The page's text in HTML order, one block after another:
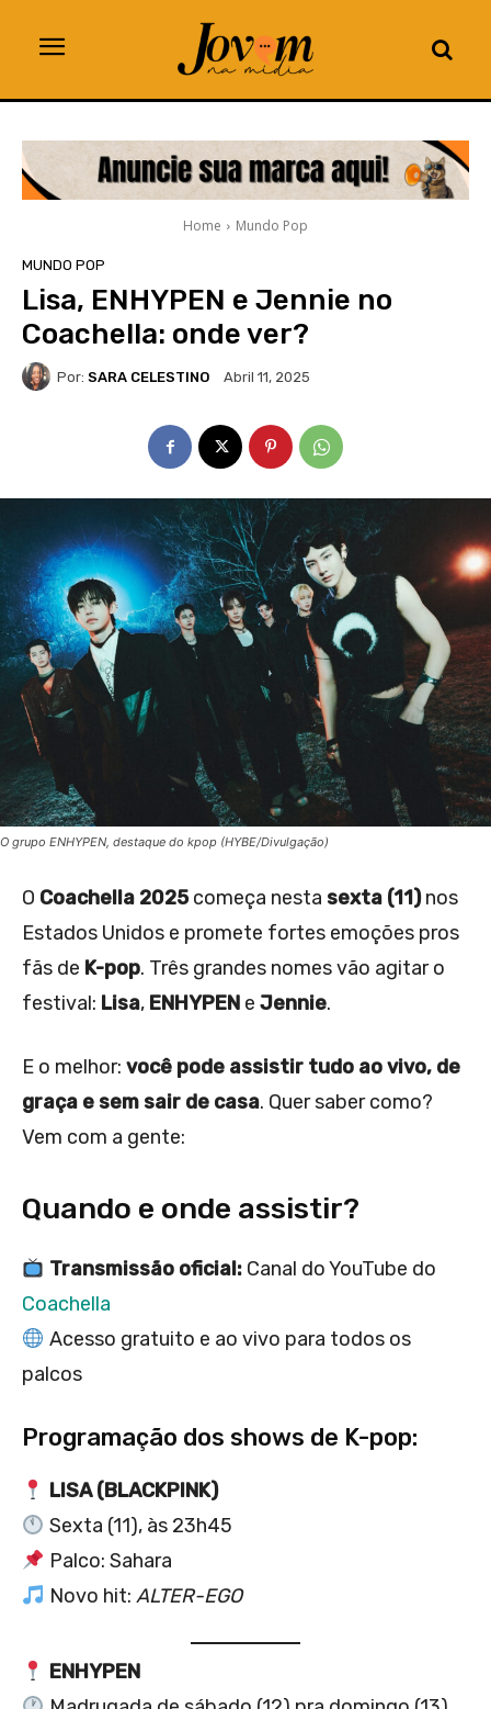
Home Mundo Pop
MUNDO POP
Lisa, ENHYPEN e Jennie no
Coachella: onde ver?
Por: SARA CELESTINO Abril 11, 2025
O grupo ENHYPEN, destaque do kpop (HYBE/Divulgação)
O Coachella 2025começa nesta sexta (11)nos
Estados Unidos e promete fortes emoções pros
fãs de K-pop. Três grandes nomes vão agitar o
festival: Lisa, ENHYPEN e Jennie.
E o melhor: você pode assistir tudo ao vivo, de
graça e sem sair de casa. Quer saber como?
Vem com a gente:
Quando e onde assistir?
Transmissão oficial:Canal do YouTube do
Coachella
Acesso gratuito e ao vivo para todos os
palcos
Programação dos shows de K-pop:
LISA (BLACKPINK)
Sexta (11), às 23h45
Palco: Sahara
Novo hit: ALTER-EGO
ENHYPEN